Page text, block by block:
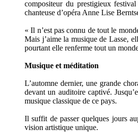
compositeur du prestigieux
chanteuse d’opéra Anne Lise
« Il n’est pas connu de tout le
Mais j’aime la musique de Lasse,
pourtant elle renferme tout un
Musique et méditation
L’automne dernier, une grande
devant un auditoire captivé.
musique classique de ce pays.
Il suffit de passer quelques jours
vision artistique unique.